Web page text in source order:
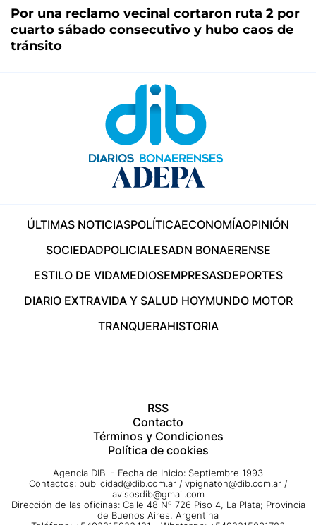
Por una reclamo vecinal cortaron ruta 2 por
cuarto sábado consecutivo y hubo caos de
tránsito
ÚLTIMAS NOTICIASPOLÍTICAECONOMÍAOPINIÓN
SOCIEDADPOLICIALESADN BONAERENSE
ESTILO DE VIDAMEDIOSEMPRESASDEPORTES
DIARIO EXTRAVIDA Y SALUD HOYMUNDO MOTOR
TRANQUERAHISTORIA
RSS
Contacto
Términos y Condiciones
Política de cookies
Agencia DIB - Fecha de Inicio: Septiembre 1993
Contactos: publicidad@dib.com.ar / vpignaton@dib.com.ar /
avisosdib@gmail.com
Dirección de las oficinas: Calle 48 Nº 726 Piso 4, La Plata; Provincia
de Buenos Aires, Argentina